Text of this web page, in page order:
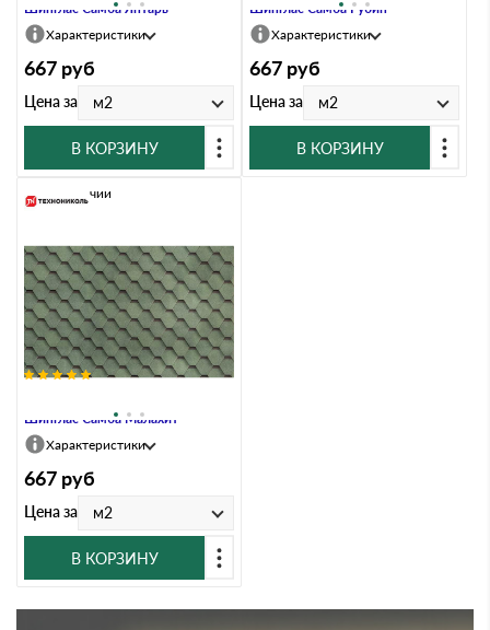
Шинглас Самба Янтарь
Характеристики
667 руб
Цена за м2
В КОРЗИНУ
Шинглас Самба Рубин
Характеристики
667 руб
Цена за м2
В КОРЗИНУ
Шинглас Самба Малахит
В наличии
Характеристики
667 руб
Цена за м2
В КОРЗИНУ